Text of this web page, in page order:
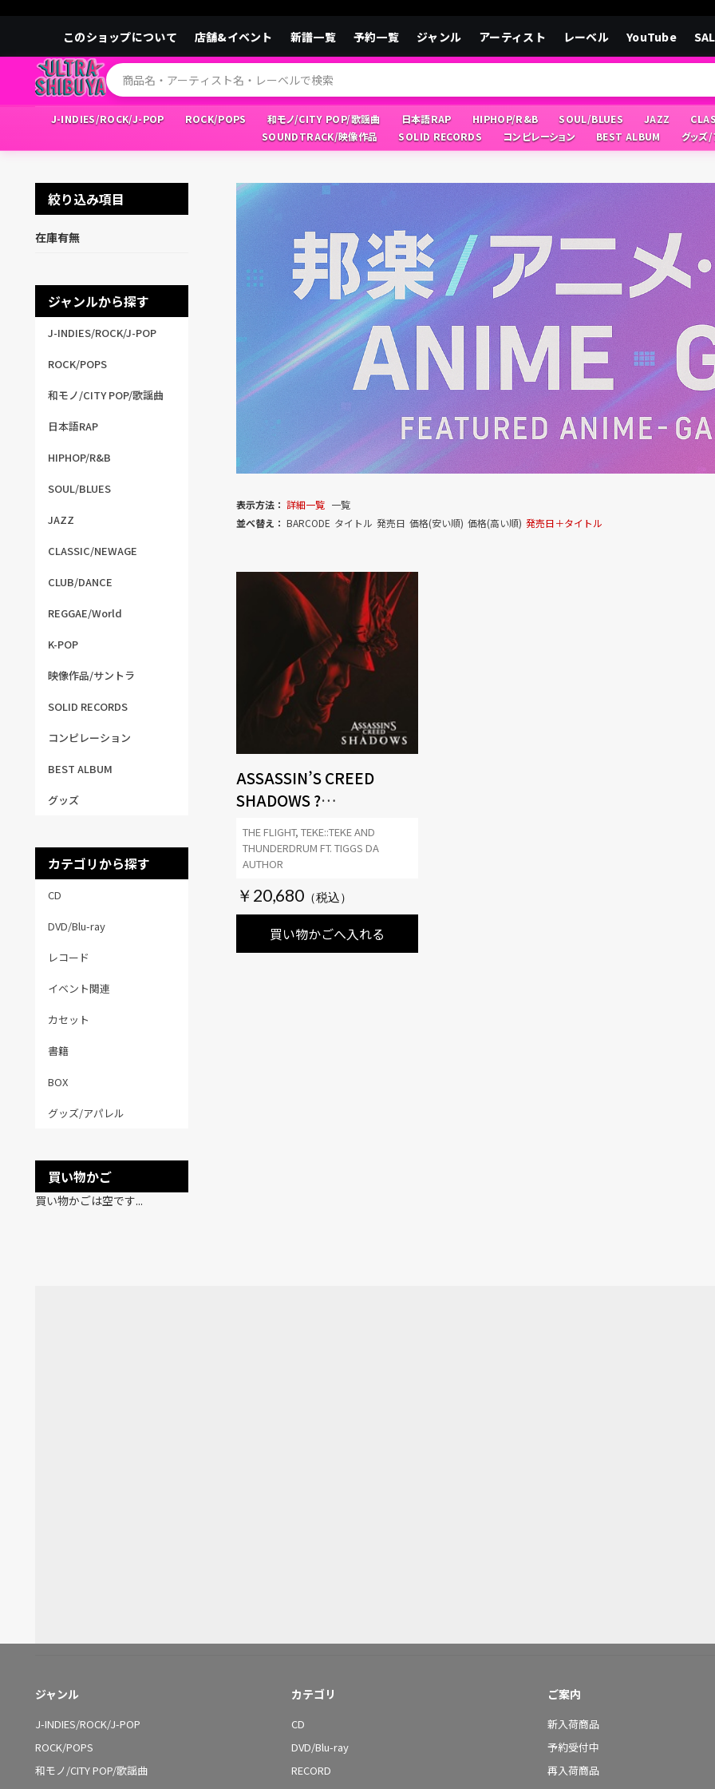
このショップについて 店舗&イベント 新譜一覧 予約一覧 ジャンル アーティスト レーベル YouTube
J-INDIES/ROCK/J-POP ROCK/POPS 和モノ/CITY POP/歌謡曲 日本語RAP HIPHOP/R&B SOUL/BLUES JAZZ
SOUNDTRACK/映像作品
SOLID RECORDS コンピレーション BEST ALBUM グッズ
絞り込み項目
在庫有無
ジャンルから探す
J-INDIES/ROCK/J-POP
ROCK/POPS
和モノ/CITY POP/歌謡曲
日本語RAP
HIPHOP/R&B
SOUL/BLUES
JAZZ
CLASSIC/NEWAGE
CLUB/DANCE
REGGAE/World
K-POP
映像作品/サントラ
SOLID RECORDS
コンピレーション
BEST ALBUM
グッズ
カテゴリから探す
CD
DVD/Blu-ray
レコード
イベント関連
カセット
書籍
BOX
グッズ/アパレル
買い物かご
買い物かごは空です...
表示方法： 詳細一覧 一覧
並べ替え： BARCODE タイトル 発売日 価格(安い順) 価格(高い順) 発売日＋タイトル
ASSASSIN’S CREED
SHADOWS ?
COLLECTION (IMPORT
4LP)
￥20,680
買い物かごへ入れる
THE FLIGHT, TEKE::TEKE AND
THUNDERDRUM FT. TIGGS DA
AUTHOR
ジャンル
J-INDIES/ROCK/J-POP
ROCK/POPS
和モノ/CITY POP/歌謡曲
カテゴリ
CD
DVD/Blu-ray
RECORD
ご案内
新入荷商品
予約受付中
再入荷商品